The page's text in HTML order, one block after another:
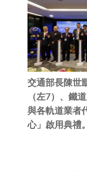
交通部長陳世
（左7 ）、鐵
與各軌道業者
心」啟用典禮。